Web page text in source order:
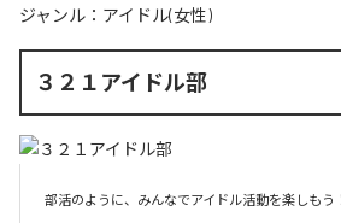
ジャンル： アイドル(女性)
３２１アイドル部
部活のように、みんなでアイドル活動を楽しもう！